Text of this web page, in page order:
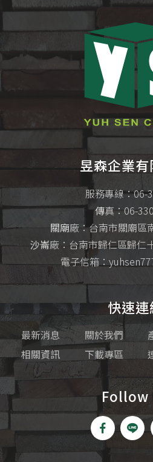
昱森企業
服務專線：06-
傳真：06-
關廟廠：台南市關廟區
沙崙廠：台南市歸仁區歸仁
電子信箱：
快速連
最新消息 關於我們
相關資訊
下載專區
Follow